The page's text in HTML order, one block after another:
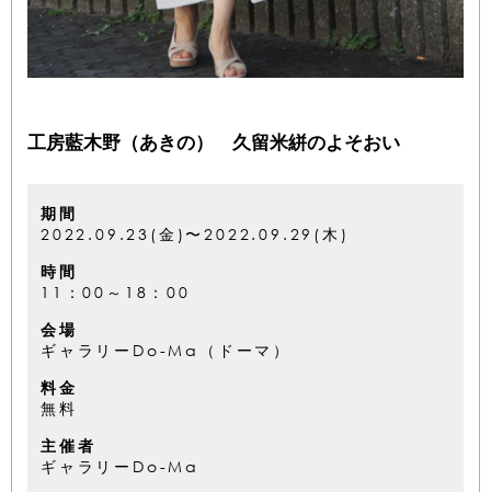
工房藍木野（あきの） 久留米絣のよそおい
期間
2022.09.23(金)〜2022.09.29(木)
時間
11：00～18：00
会場
ギャラリーDo-Ma（ドーマ）
料金
無料
主催者
ギャラリーDo-Ma